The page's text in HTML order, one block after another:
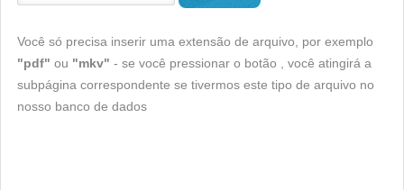
Você só precisa inserir uma extensão de arquivo, por exemplo
"pdf" ou "mkv" - se você pressionar o botão , você atingirá a
subpágina correspondente se tivermos este tipo de arquivo no
nosso banco de dados